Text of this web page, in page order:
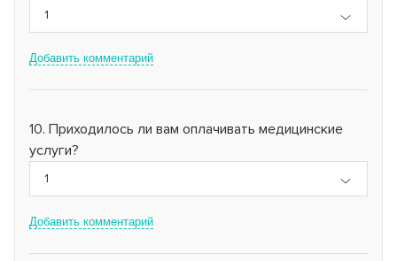
1
Добавить комментарий
Приходилось ли вам оплачивать медицинские
услуги?
1
Добавить комментарий